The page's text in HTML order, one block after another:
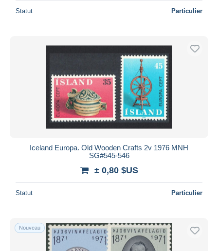
Statut Particulier
Iceland Europa. Old Wooden Crafts 2v 1976 MNH
SG#545-546
± 0,80 $US
Statut Particulier
Nouveau